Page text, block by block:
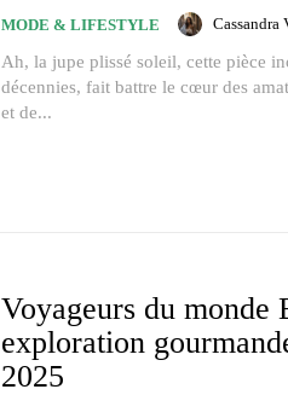
MODE & LIFESTYLE Cassandra
Ah, la jupe plissé soleil, cette pièce
décennies, fait battre le cœur des
et de...
Voyageurs du monde
exploration
2025